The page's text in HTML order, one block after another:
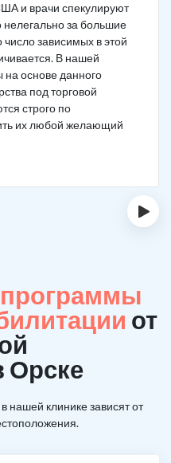
и врачи спекулируют
за большие
число зависимых в этой
В нашей
на основе данного
под торговой
строго по
их любой желающий
›
программы
от
Орске
клинике зависят от